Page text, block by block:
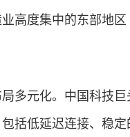
高度集中的东部地
多元化。中国科技
括低延迟连接、稳